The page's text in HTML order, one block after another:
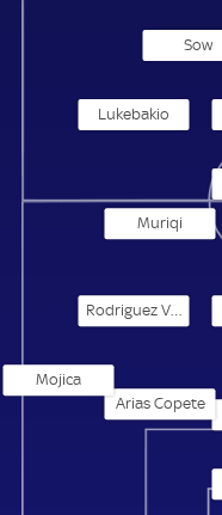
Sow
Lukebakio
Arias Copete
Mojica
Rodriguez Vazquez
Muriqi